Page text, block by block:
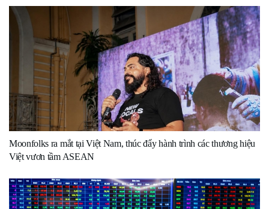
Moonfolks ra mắt tại Việt Nam, thúc đẩy hành trình các thương hiệu
Việt vươn tầm ASEAN